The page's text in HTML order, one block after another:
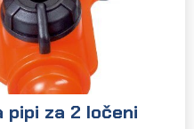
za 2 ločeni